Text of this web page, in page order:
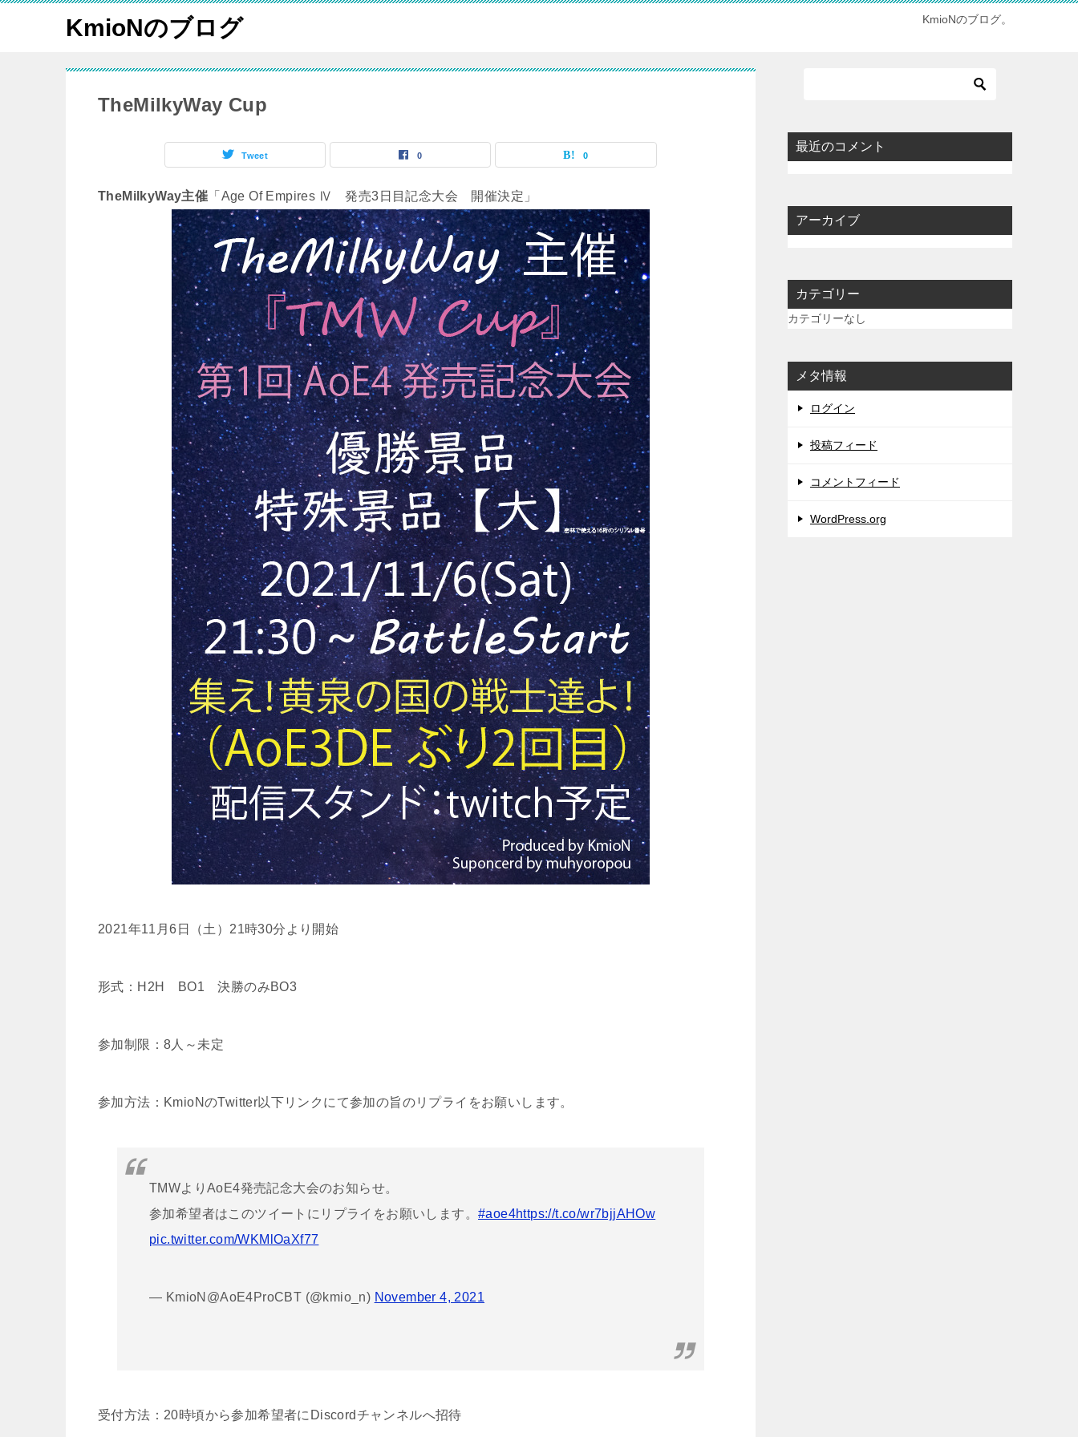
KmioNのブログ KmioNのブログ。
TheMilkyWay Cup
Tweet 0 0
TheMilkyWay主催 「Age Of Empires Ⅳ 発売3日目記念大会 開催決定」
2021年11月6日（土）21時30分より開始
形式：H2H BO1 決勝のみBO3
参加制限：8人～未定
参加方法：KmioNのTwitter以下リンクにて参加の旨のリプライをお願いします。
TMWよりAoE4発売記念大会のお知らせ。
参加希望者はこのツイートにリプライをお願いします。 #aoe4https://t.co/wr7bjjAHOw
pic.twitter.com/WKMlOaXf77
— KmioN@AoE4ProCBT (@kmio_n) November 4, 2021
受付方法：20時頃から参加希望者にDiscordチャンネルへ招待
最近のコメント
アーカイブ
カテゴリー
カテゴリーなし
メタ情報
ログイン
投稿フィード
コメントフィード
WordPress.org